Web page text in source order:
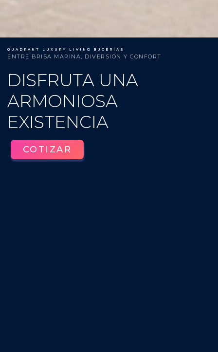
QUADRANT LUXURY LIVING BUCERÍAS
ENTRE BRISA MARINA, DIVERSIÓN Y CONFORT
DISFRUTA UNA
ARMONIOSA
EXISTENCIA
COTIZAR